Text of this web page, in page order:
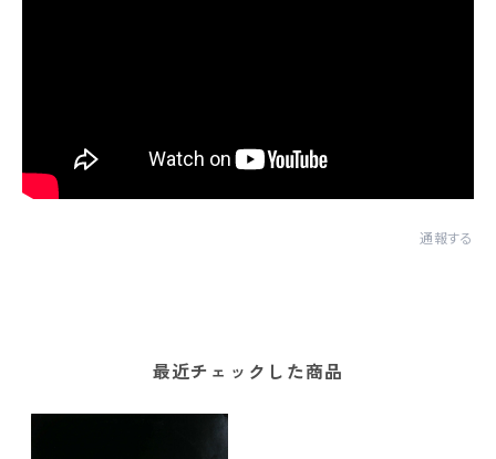
通報する
最近チェックした商品